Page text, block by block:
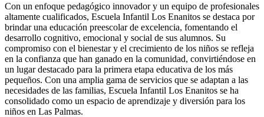
Con un enfoque pedagógico innovador y un equipo de profesionales
altamente cualificados, Escuela Infantil Los Enanitos se destaca por
brindar una educación preescolar de excelencia, fomentando el
desarrollo cognitivo, emocional y social de sus alumnos. Su
compromiso con el bienestar y el crecimiento de los niños se refleja
en la confianza que han ganado en la comunidad, convirtiéndose en
un lugar destacado para la primera etapa educativa de los más
pequeños. Con una amplia gama de servicios que se adaptan a las
necesidades de las familias, Escuela Infantil Los Enanitos se ha
consolidado como un espacio de aprendizaje y diversión para los
niños en Las Palmas.